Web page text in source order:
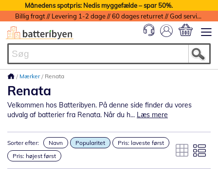
Månedens spotpris: Nedis myggefælde – spar 50%.
Billig fragt // Levering 1-2 dage // 60 dages returret // God service med garanti
Mærker Renata
Renata
Velkommen hos Batteribyen. På denne side finder du vores
udvalg af batterier fra Renata. Når du h... Læs mere
Sorter efter: Navn Popularitet
Pris: laveste først
Pris: højest først